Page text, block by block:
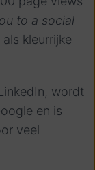
to a social
kleurrijke
wordt
en is
veel